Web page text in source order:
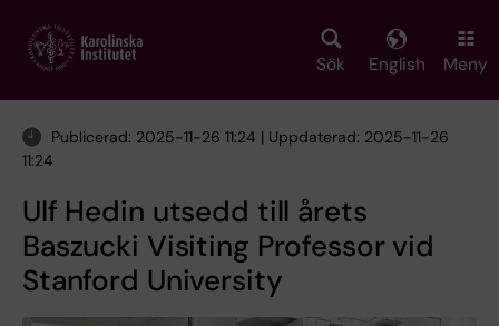
main
Sök English Meny
Publicerad: 2025-11-26 11:24 | Uppdaterad: 2025-11-26
11:24
Ulf Hedin utsedd till årets
Baszucki Visiting Professor vid
Stanford University